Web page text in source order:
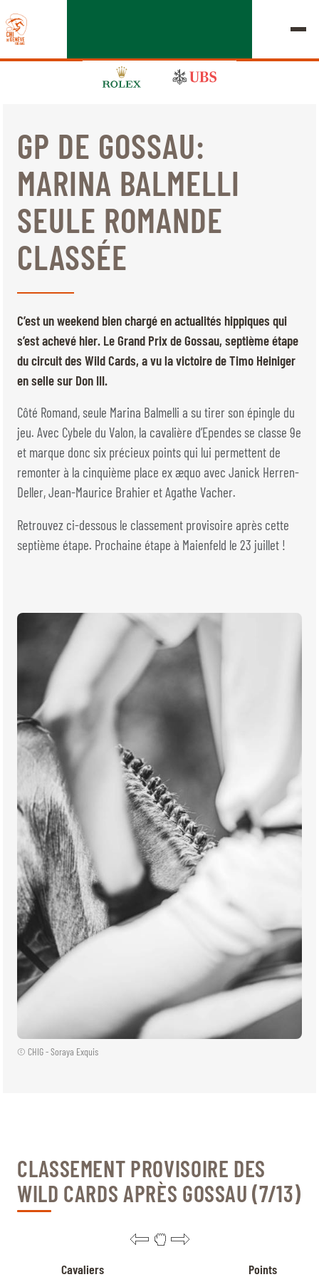
ÉDITION 2026
LE CHIG
MULTIMÉDIA
LIENS RAPIDES
ACCUEIL
DÉPARTS & RÉSULTATS
BILLETTERIE
BÉNÉVOLES
MÉDIAS
FR EN
Jeudi, 17 Septembre 2026
© CHIG - Soraya Exquis
GP DE GOSSAU:
MARINA BALMELLI
SEULE ROMANDE
CLASSÉE
C’est un weekend bien chargé en actualités hippiques qui
s’est achevé hier. Le Grand Prix de Gossau, septième étape
du circuit des Wild Cards, a vu la victoire de Timo Heiniger
en selle sur Don III.
Côté Romand, seule Marina Balmelli a su tirer son épingle du
jeu. Avec Cybele du Valon, la cavalière d’Ependes se classe 9e
et marque donc six précieux points qui lui permettent de
remonter à la cinquième place ex æquo avec Janick Herren-
Deller, Jean-Maurice Brahier et Agathe Vacher.
Retrouvez ci-dessous le classement provisoire après cette
septième étape. Prochaine étape à Maienfeld le 23 juillet !
CLASSEMENT PROVISOIRE DES
WILD CARDS APRÈS GOSSAU (7/13)
Cavaliers Points